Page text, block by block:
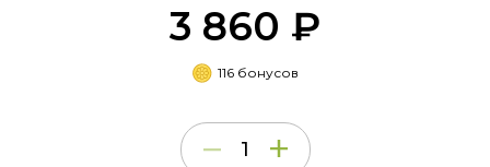
3 860 ₽
116 бонусов